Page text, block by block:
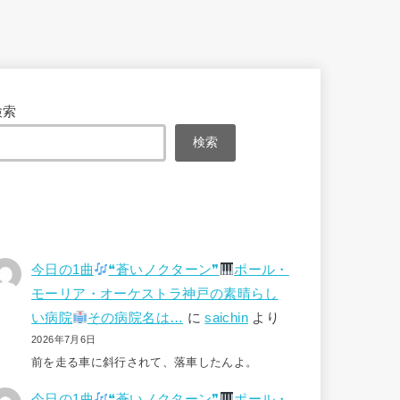
索
検索
今日の1曲 ❝蒼いノクターン❞
ポール・
モーリア・オーケストラ神戸の素晴らし
い病院
その病院名は… にsaichinより
2026年7月6日
前を走る車に斜行されて、落車したんよ。